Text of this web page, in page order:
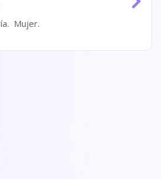
Ayudante de pastelería. Mujer.